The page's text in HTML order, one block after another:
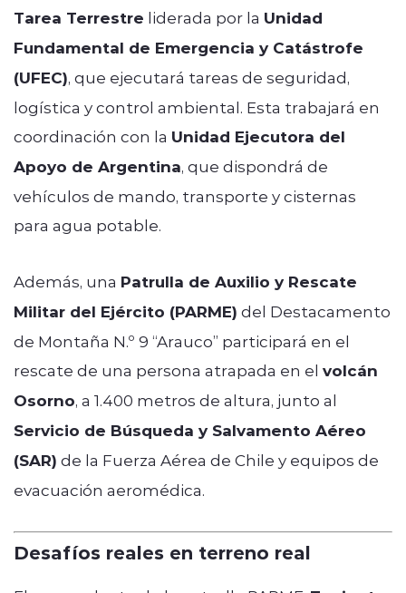
Tarea Terrestre liderada por la Unidad
Fundamental de Emergencia y Catástrofe
(UFEC), que ejecutará tareas de seguridad,
logística y control ambiental. Esta trabajará en
coordinación con la Unidad Ejecutora del
Apoyo de Argentina, que dispondrá de
vehículos de mando, transporte y cisternas
para agua potable.
Además, una Patrulla de Auxilio y Rescate
Militar del Ejército (PARME) del Destacamento
de Montaña N.º 9 “Arauco” participará en el
rescate de una persona atrapada en el volcán
Osorno, a 1.400 metros de altura, junto al
Servicio de Búsqueda y Salvamento Aéreo
(SAR) de la Fuerza Aérea de Chile y equipos de
evacuación aeromédica.
Desafíos reales en terreno real